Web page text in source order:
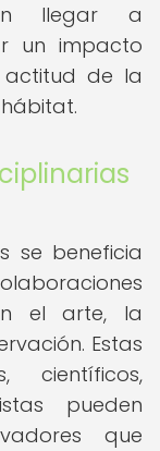
llegar a
un impacto
de la
se beneficia
el arte, la
Estas
científicos,
pueden
que